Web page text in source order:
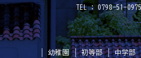
TEL : 0798-51-
幼稚園 初等部 中学部